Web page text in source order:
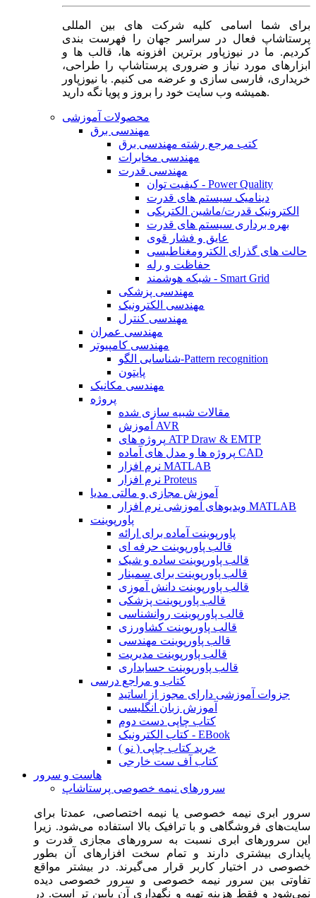
برای شما اسامی کلیه شرکت های بین المللی
پرستاشاپ فعال در سراسر جهان را فهرست بندی
کردیم. ما در نیوزپاور برترین افزونه ها، قالب ها و
ابزارهای مورد نیاز و ضروری پرستاشاپ را طراحی،
خریداری، فارسی سازی و عرضه می کنیم. با نیوزپاور
همیشه وب سایت خود را بروز و پویا نگه دارید.
محصولات آموزشی
مهندسی برق
کتب مرجع رشته مهندسی برق
مهندسی مخابرات
مهندسی قدرت
کیفیت توان - Power Quality
دینامیک سیستم های قدرت
الکترونیک قدرت/ماشین الکتریکی
بهره برداری سیستم های قدرت
عایق و فشار قوی
حالت های گذرای الکترومغناطیسی
حفاظت و رله
شبکه هوشمند - Smart Grid
مهندسی پزشکی
مهندسی الکترونیک
مهندسی کنترل
مهندسی عمران
مهندسی کامپیوتر
شناسایی الگو-Pattern recognition
پایتون
مهندسی مکانیک
پروژه
مقالات شبیه سازی شده
آموزش AVR
پروژه های ATP Draw & EMTP
پروژه ها و مدل های آماده CAD
نرم افزار MATLAB
نرم افزار Proteus
آموزش مجازی و مالتی مدیا
ویدیوهای آموزشی نرم افزار MATLAB
پاورپوینت
پاورپوینت آماده برای ارائه
قالب پاورپوینت حرفه ای
قالب پاورپوینت ساده و شیک
قالب پاورپوینت برای سمینار
قالب پاورپوینت دانش آموزی
قالب پاورپوینت پزشکی
قالب پاورپوینت روانشناسی
قالب پاورپوینت کشاورزی
قالب پاورپوینت مهندسی
قالب پاورپوینت مدیریت
قالب پاورپوینت حسابداری
کتاب و مراجع درسی
جزوات آموزشی دارای مجوز از اساتید
آموزش زبان انگلیسی
کتاب چاپی دست دوم
کتاب الکترونیک - EBook
خرید کتاب چاپی ( نو )
کتاب آف ست خارجی
هاست و سرور
سرورهای نیمه خصوصی پرستاشاپ
سرور ابری نیمه خصوصی یا نیمه اختصاصی، عمدتا برای
سایت‌های فروشگاهی و با ترافیک بالا استفاده می‌شود. زیرا
این سرورهای ابری نسبت به سرورهای مجازی قدرت و
پایداری بیشتری دارند و تمام سخت افزارهای آن بطور
خصوصی در اختیار کاربر قرار می‌گیرند. در بیشتر مواقع
تفاوتی بین سرور نیمه خصوصی و سرور خصوصی دیده
نمی‌شود و فقط هزینه تهیه و نگهداری آن پایین تر است. در